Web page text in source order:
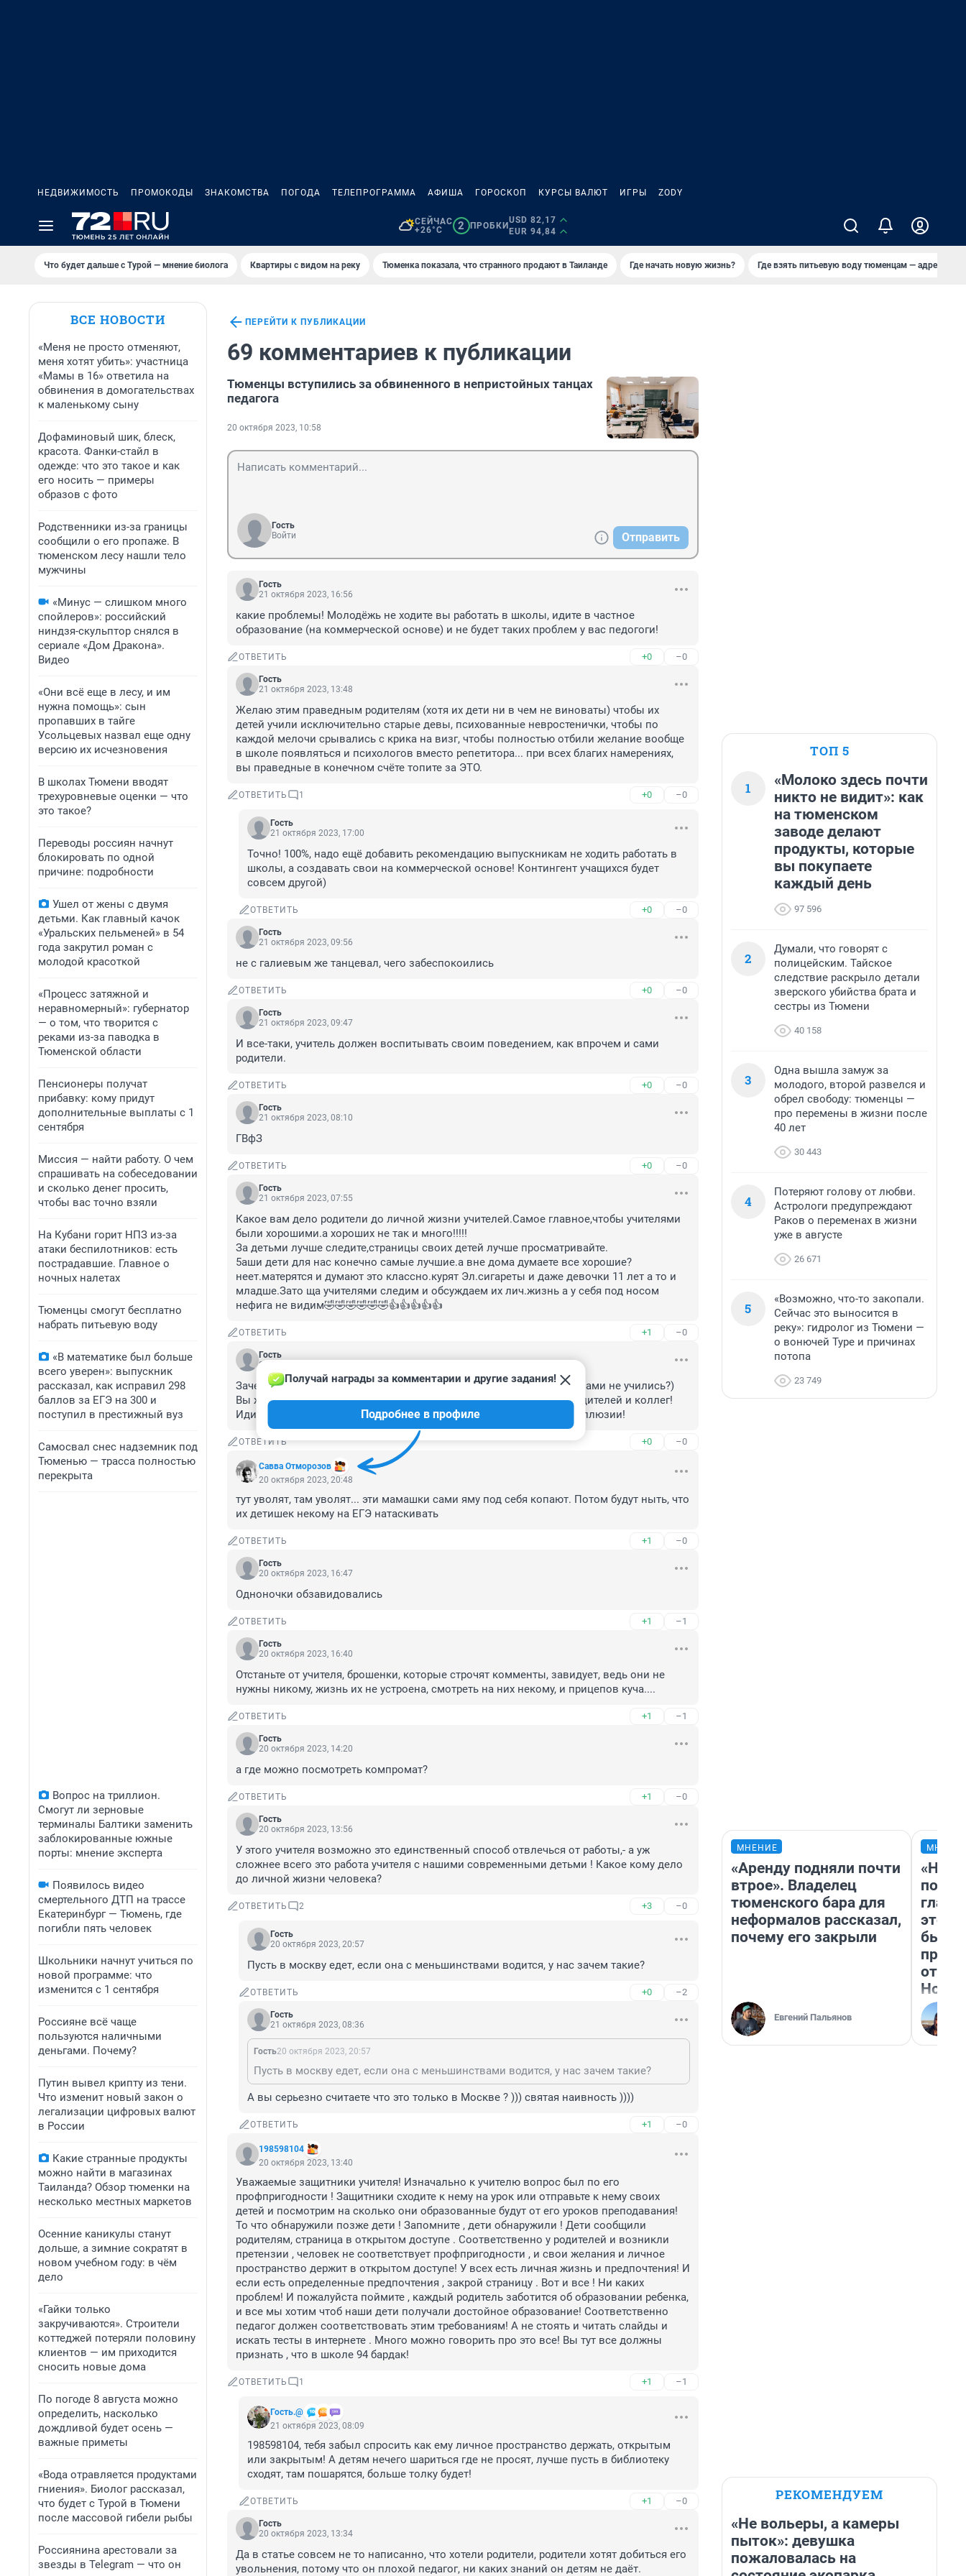
НЕДВИЖИМОСТЬ ПРОМОКОДЫ ЗНАКОМСТВА ПОГОДА ТЕЛЕПРОГРАММА АФИША ГОРОСКОП КУРСЫ ВАЛЮТ ИГРЫ ZODY
СЕЙЧАС
+26°C
2 ПРОБКИ
USD 82,17
EUR 94,84
Что будет дальше с Турой — мнение биолога Квартиры с видом на реку Тюменка показала, что странного продают в Таиланде Где начать новую жизнь? Где взять питьевую воду тюменцам — адреса
ВСЕ НОВОСТИ
«Меня не просто отменяют,
меня хотят убить»: участница
«Мамы в 16» ответила на
обвинения в домогательствах
к маленькому сыну
Дофаминовый шик, блеск,
красота. Фанки-стайл в
одежде: что это такое и как
его носить — примеры
образов с фото
Родственники из-за границы
сообщили о его пропаже. В
тюменском лесу нашли тело
мужчины
«Минус — слишком много
спойлеров»: российский
ниндзя-скульптор снялся в
сериале «Дом Дракона».
Видео
«Они всё еще в лесу, и им
нужна помощь»: сын
пропавших в тайге
Усольцевых назвал еще одну
версию их исчезновения
В школах Тюмени вводят
трехуровневые оценки — что
это такое?
Переводы россиян начнут
блокировать по одной
причине: подробности
Ушел от жены с двумя
детьми. Как главный качок
«Уральских пельменей» в 54
года закрутил роман с
молодой красоткой
«Процесс затяжной и
неравномерный»: губернатор
— о том, что творится с
реками из-за паводка в
Тюменской области
Пенсионеры получат
прибавку: кому придут
дополнительные выплаты с 1
сентября
Миссия — найти работу. О чем
спрашивать на собеседовании
и сколько денег просить,
чтобы вас точно взяли
На Кубани горит НПЗ из-за
атаки беспилотников: есть
пострадавшие. Главное о
ночных налетах
Тюменцы смогут бесплатно
набрать питьевую воду
«В математике был больше
всего уверен»: выпускник
рассказал, как исправил 298
баллов за ЕГЭ на 300 и
поступил в престижный вуз
Самосвал снес надземник под
Тюменью — трасса полностью
перекрыта
Вопрос на триллион.
Смогут ли зерновые
терминалы Балтики заменить
заблокированные южные
порты: мнение эксперта
Появилось видео
смертельного ДТП на трассе
Екатеринбург — Тюмень, где
погибли пять человек
Школьники начнут учиться по
новой программе: что
изменится с 1 сентября
Россияне всё чаще
пользуются наличными
деньгами. Почему?
Путин вывел крипту из тени.
Что изменит новый закон о
легализации цифровых валют
в России
Какие странные продукты
можно найти в магазинах
Таиланда? Обзор тюменки на
несколько местных маркетов
Осенние каникулы станут
дольше, а зимние сократят в
новом учебном году: в чём
дело
«Гайки только
закручиваются». Строители
коттеджей потеряли половину
клиентов — им приходится
сносить новые дома
По погоде 8 августа можно
определить, насколько
дождливой будет осень —
важные приметы
«Вода отравляется продуктами
гниения». Биолог рассказал,
что будет с Турой в Тюмени
после массовой гибели рыбы
Россиянина арестовали за
звезды в Telegram — что он
ПЕРЕЙТИ К ПУБЛИКАЦИИ
69 комментариев к публикации
Тюменцы вступились за обвиненного в непристойных танцах
педагога
20 октября 2023, 10:58
Гость
Войти
Отправить
Гость
21 октября 2023, 16:56
какие проблемы! Молодёжь не ходите вы работать в школы, идите в частное
образование (на коммерческой основе) и не будет таких проблем у вас педогоги!
ОТВЕТИТЬ +0 –0
Гость
21 октября 2023, 13:48
Желаю этим праведным родителям (хотя их дети ни в чем не виноваты) чтобы их
детей учили исключительно старые девы, психованные невростенички, чтобы по
каждой мелочи срывались с крика на визг, чтобы полностью отбили желание вообще
в школе появляться и психологов вместо репетитора... при всех благих намерениях,
вы праведные в конечном счёте топите за ЭТО.
ОТВЕТИТЬ 1 +0 –0
Гость
21 октября 2023, 17:00
Точно! 100%, надо ещё добавить рекомендацию выпускникам не ходить работать в
школы, а создавать свои на коммерческой основе! Контингент учащихся будет
совсем другой)
ОТВЕТИТЬ +0 –0
Гость
21 октября 2023, 09:56
не с галиевым же танцевал, чего забеспокоились
ОТВЕТИТЬ +0 –0
Гость
21 октября 2023, 09:47
И все-таки, учитель должен воспитывать своим поведением, как впрочем и сами
родители.
ОТВЕТИТЬ +0 –0
Гость
21 октября 2023, 08:10
ГВфЗ
ОТВЕТИТЬ +0 –0
Гость
21 октября 2023, 07:55
Какое вам дело родители до личной жизни учителей.Самое главное,чтобы учителями
были хорошими.а хороших не так и много!!!!!
За детьми лучше следите,страницы своих детей лучше просматривайте.
5аши дети для нас конечно самые лучшие.а вне дома думаете все хорошие?
неет.матерятся и думают это классно.курят Эл.сигареты и даже девочки 11 лет а то и
младше.Зато ща учителями следим и обсуждаем их лич.жизнь а у себя под носом
нефига не видим🤣🤣🤣🤣🤣🤣👍👍👍👍👍
ОТВЕТИТЬ +1 –0
Гость
20 октября 2023, 21:02
Зачем вообще молодые учителя идут в школу? Вы что ли в школе сами не учились?)
Вы же прекрасно знаете что такое школа, какой там контингент родителей и коллег!
Идите куда угодно только не в школу, ну 2023 год на дворе что за иллюзии!
ОТВЕТИТЬ +0 –0
Савва Отморозов
Получай награды за комментарии и другие задания!
Подробнее в профиле
20 октября 2023, 20:48
тут уволят, там уволят... эти мамашки сами яму под себя копают. Потом будут ныть, что
их детишек некому на ЕГЭ натаскивать
ОТВЕТИТЬ +1 –0
Гость
20 октября 2023, 16:47
Одноночки обзавидовались
ОТВЕТИТЬ +1 –1
Гость
20 октября 2023, 16:40
Отстаньте от учителя, брошенки, которые строчят комменты, завидует, ведь они не
нужны никому, жизнь их не устроена, смотреть на них некому, и прицепов куча....
ОТВЕТИТЬ +1 –1
Гость
20 октября 2023, 14:20
а где можно посмотреть компромат?
ОТВЕТИТЬ +1 –0
Гость
20 октября 2023, 13:56
У этого учителя возможно это единственный способ отвлечься от работы,- а уж
сложнее всего это работа учителя с нашими современными детьми ! Какое кому дело
до личной жизни человека?
ОТВЕТИТЬ 2 +3 –0
Гость
20 октября 2023, 20:57
Пусть в москву едет, если она с меньшинствами водится, у нас зачем такие?
ОТВЕТИТЬ +0 –2
Гость
21 октября 2023, 08:36
Гость20 октября 2023, 20:57
Пусть в москву едет, если она с меньшинствами водится, у нас зачем такие?
А вы серьезно считаете что это только в Москве ? ))) святая наивность ))))
ОТВЕТИТЬ +1 –0
198598104
20 октября 2023, 13:40
Уважаемые защитники учителя! Изначально к учителю вопрос был по его
профпригодности ! Защитники сходите к нему на урок или отправьте к нему своих
детей и посмотрим на сколько они образованные будут от его уроков преподавания!
То что обнаружили позже дети ! Запомните , дети обнаружили ! Дети сообщили
родителям, страница в открытом доступе . Соответственно у родителей и возникли
претензии , человек не соответствует профпригодности , и свои желания и личное
пространство держит в открытом доступе! У всех есть личная жизнь и предпочтения! И
если есть определенные предпочтения , закрой страницу . Вот и все ! Ни каких
проблем! И пожалуйста поймите , каждый родитель заботится об образовании ребенка,
и все мы хотим чтоб наши дети получали достойное образование! Соответственно
педагог должен соответствовать этим требованиям! А не стоять и читать слайды и
искать тесты в интернете . Много можно говорить про это все! Вы тут все должны
признать , что в школе 94 бардак!
ОТВЕТИТЬ 1 +1 –1
Гость.@
21 октября 2023, 08:09
198598104, тебя забыл спросить как ему личное пространство держать, открытым
или закрытым! А детям нечего шариться где не просят, лучше пусть в библиотеку
сходят, там пошарятся, больше толку будет!
ОТВЕТИТЬ +1 –0
Гость
20 октября 2023, 13:34
Да в статье совсем не то написанно, что хотели родители, родители хотят добиться его
увольнения, потому что он плохой педагог, ни каких знаний он детям не даёт.
ТОП 5
1
«Молоко здесь почти
никто не видит»: как
на тюменском
заводе делают
продукты, которые
вы покупаете
каждый день
97 596
2
Думали, что говорят с
полицейским. Тайское
следствие раскрыло детали
зверского убийства брата и
сестры из Тюмени
40 158
3
Одна вышла замуж за
молодого, второй развелся и
обрел свободу: тюменцы —
про перемены в жизни после
40 лет
30 443
4
Потеряют голову от любви.
Астрологи предупреждают
Раков о переменах в жизни
уже в августе
26 671
5
«Возможно, что-то закопали.
Сейчас это выносится в
реку»: гидролог из Тюмени —
о вонючей Туре и причинах
потопа
23 749
МНЕНИЕ
«Аренду подняли почти
втрое». Владелец
тюменского бара для
неформалов рассказал,
почему его закрыли
Евгений Пальянов
этого
бьет
РЕКОМЕНДУЕМ
«Не вольеры, а камеры
пыток»: девушка
пожаловалась на